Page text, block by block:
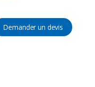
Demander un devis